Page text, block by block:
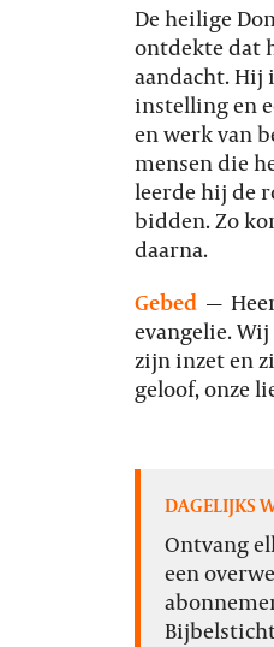
De heilige
ontdekte dat
aandacht. Hij
instelling en
en werk van
mensen die
leerde hij de
bidden. Zo
daarna.
Gebed —
evangelie.
zijn inzet en
geloof, onze
DAGELIJKS
Ontvang
een